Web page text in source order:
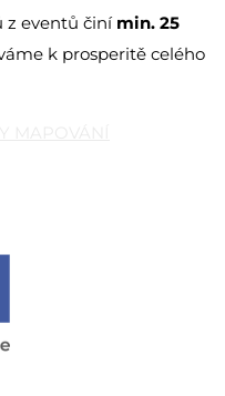
z eventů činí min. 25
k prosperitě celého